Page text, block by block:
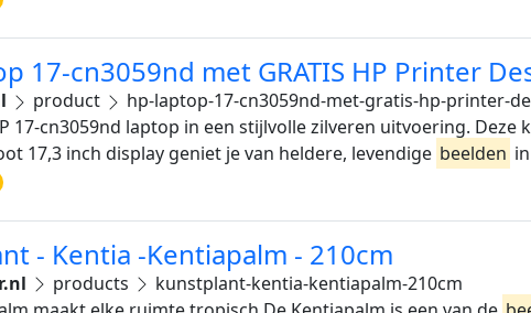
17-cn3059nd met GRATIS HP Printer
product
hp-laptop-17-cn3059nd-met-gratis-hp-printer-
17-cn3059nd laptop in een stijlvolle zilveren uitvoering.
17,3 inch display geniet je van heldere, levendige beelden
- Kentia -Kentiapalm - 210cm
products
kunstplant-kentia-kentiapalm-210cm